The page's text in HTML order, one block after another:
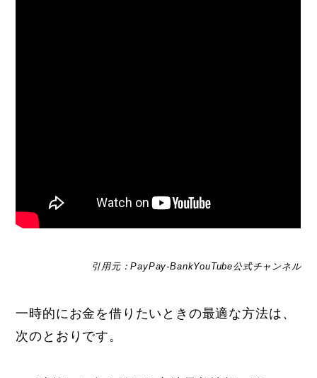
引用元：PayPay-BankYouTube公式チャンネル
一時的にお金を借りたいときの最適な方法は、
次のとおりです。